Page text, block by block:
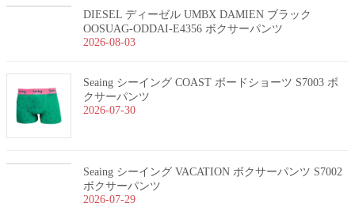
DIESEL ディーゼル UMBX DAMIEN ブラック
OOSUAG-ODDAI-E4356 ボクサーパンツ
2026-08-03
Seaing シーイング COAST ボードショーツ S7003 ボ
クサーパンツ
2026-07-30
Seaing シーイング VACATION ボクサーパンツ S7002
ボクサーパンツ
2026-07-29